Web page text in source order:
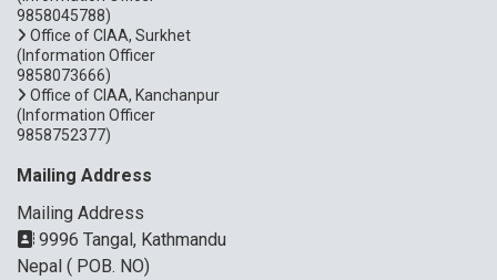
9858045788)
Office of CIAA, Surkhet
(Information Officer
9858073666)
Office of CIAA, Kanchanpur
(Information Officer
9858752377)
Mailing Address
Mailing Address
9996 Tangal, Kathmandu
Nepal ( POB. NO)